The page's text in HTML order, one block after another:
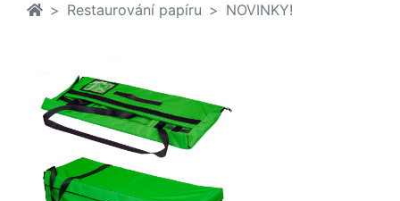
Restaurování papíru NOVINKY!